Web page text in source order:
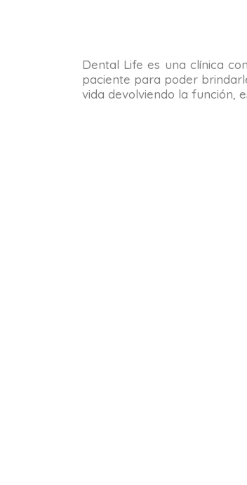
Dental Life es una clínica
paciente para poder
vida devolviendo la función,